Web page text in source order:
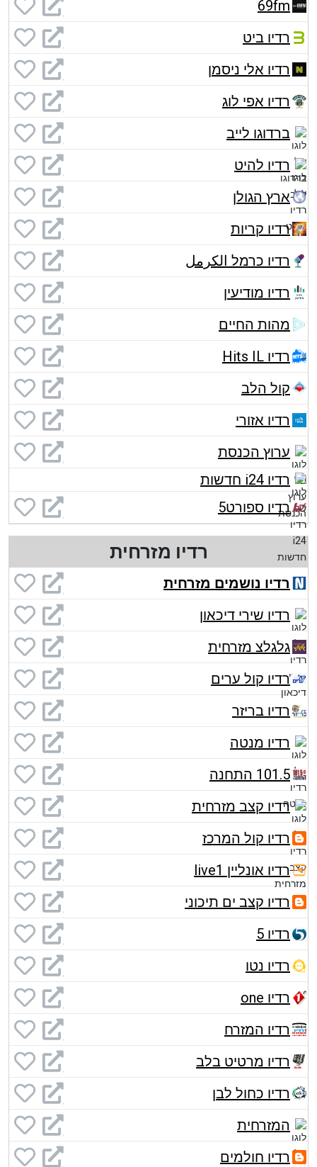
69fm
רדיו ביט
רדיו אלי ניסמן
רדיו אפי לוג
ברדוגו לייב
רדיו להיט
ארץ הגולן
רדיו קריות
רדיו כרמל الكرمل
רדיו מודיעין
מהות החיים
רדיו Hits IL
קול הלב
רדיו אזורי
ערוץ הכנסת
רדיו i24 חדשות
רדיו ספורט5
רדיו מזרחית
רדיו נושמים מזרחית
רדיו שירי דיכאון
גלגלצ מזרחית
רדיו קול ערים
רדיו בריזר
רדיו מנטה
101.5 התחנה
רדיו קצב מזרחית
רדיו קול המרכז
רדיו אונליין live1
רדיו קצב ים תיכוני
רדיו 5
רדיו נטו
רדיו one
רדיו המזרח
רדיו מרטיט בלב
רדיו כחול לבן
המזרחית
רדיו חולמים